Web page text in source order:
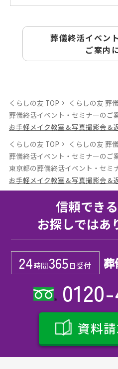
葬儀終活イベン
ご案内
くらしの友 TOP
くらしの友 葬
葬儀終活イベント・セミナーのご
お手軽メイク教室＆写真撮影会＆
くらしの友 TOP
くらしの友 葬
葬儀終活イベント・セミナーのご
東京都の葬儀終活イベント・セミ
お手軽メイク教室＆写真撮影会＆
信頼でき
お探しではあ
24時間365日受付 葬
資料